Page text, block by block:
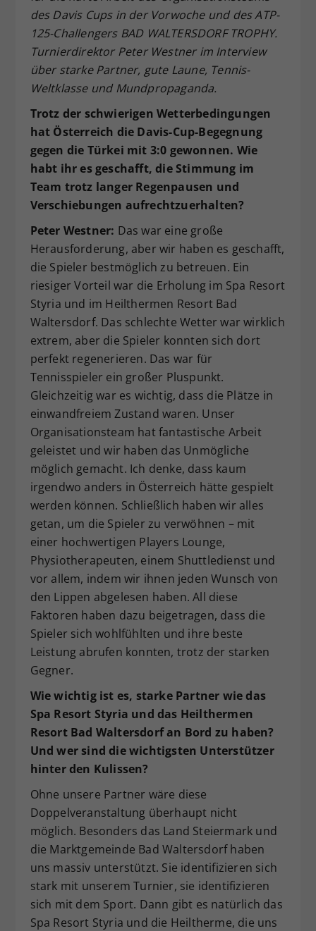
des Davis Cups in der Vorwoche und des ATP-
125-Challengers BAD WALTERSDORF TROPHY.
Turnierdirektor Peter Westner im Interview
über starke Partner, gute Laune, Tennis-
Weltklasse und Mundpropaganda.
Trotz der schwierigen Wetterbedingungen
hat Österreich die Davis-Cup-Begegnung
gegen die Türkei mit 3:0 gewonnen. Wie
habt ihr es geschafft, die Stimmung im
Team trotz langer Regenpausen und
Verschiebungen aufrechtzuerhalten?
Peter Westner: Das war eine große
Herausforderung, aber wir haben es geschafft,
die Spieler bestmöglich zu betreuen. Ein
riesiger Vorteil war die Erholung im Spa Resort
Styria und im Heilthermen Resort Bad
Waltersdorf. Das schlechte Wetter war wirklich
extrem, aber die Spieler konnten sich dort
perfekt regenerieren. Das war für
Tennisspieler ein großer Pluspunkt.
Gleichzeitig war es wichtig, dass die Plätze in
einwandfreiem Zustand waren. Unser
Organisationsteam hat fantastische Arbeit
geleistet und wir haben das Unmögliche
möglich gemacht. Ich denke, dass kaum
irgendwo anders in Österreich hätte gespielt
werden können. Schließlich haben wir alles
getan, um die Spieler zu verwöhnen – mit
einer hochwertigen Players Lounge,
Physiotherapeuten, einem Shuttledienst und
vor allem, indem wir ihnen jeden Wunsch von
den Lippen abgelesen haben. All diese
Faktoren haben dazu beigetragen, dass die
Spieler sich wohlfühlten und ihre beste
Leistung abrufen konnten, trotz der starken
Gegner.
Wie wichtig ist es, starke Partner wie das
Spa Resort Styria und das Heilthermen
Resort Bad Waltersdorf an Bord zu haben?
Und wer sind die wichtigsten Unterstützer
hinter den Kulissen?
Ohne unsere Partner wäre diese
Doppelveranstaltung überhaupt nicht
möglich. Besonders das Land Steiermark und
die Marktgemeinde Bad Waltersdorf haben
uns massiv unterstützt. Sie identifizieren sich
stark mit unserem Turnier, sie identifizieren
sich mit dem Sport. Dann gibt es natürlich das
Spa Resort Styria und die Heiltherme, die uns
Zweck
Dieser Wert speichert Ihre Consent-
Einstellungen. Unter anderem eine
zufällig generierte ID, für die
historische Speicherung Ihrer
vorgenommen Einstellungen, falls der
Webseiten-Betreiber dies eingestellt
hat.